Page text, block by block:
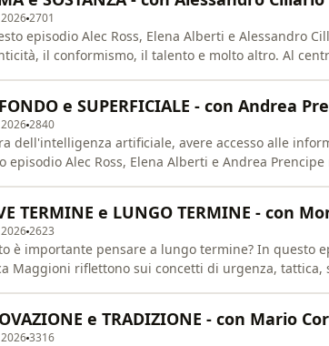
2701
episodio Alec Ross, Elena Alberti e Alessandro
il conformismo, il talento e molto altro. Al
e SUPERFICIALE - con Andrea
2840
dell'intelligenza artificiale, avere accesso alle
episodio Alec Ross, Elena Alberti e Andrea
c
TERMINE e LUNGO TERMINE - con
2623
è importante pensare a lungo termine? In questo
Maggioni riflettono sui concetti di urgenza,
e TRADIZIONE - con Mario
3316